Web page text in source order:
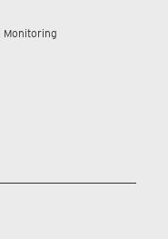
Monitoring